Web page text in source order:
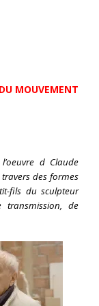
MOUVEMENT
d Claude
des formes
fils du sculpteur
de